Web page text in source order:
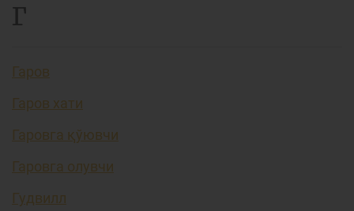
Г
Гаров
Гаров хати
Гаровга қўювчи
Гаровга олувчи
Гудвилл